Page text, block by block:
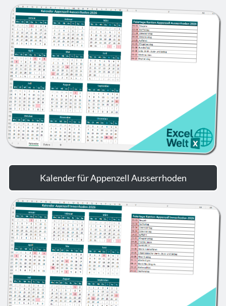
Kalender für Appenzell Ausserrhoden